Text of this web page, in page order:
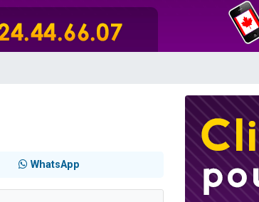
n°104 : Le Chabbath et le Birkat Hamazone à travers le temps
WhatsApp
WhatsApp